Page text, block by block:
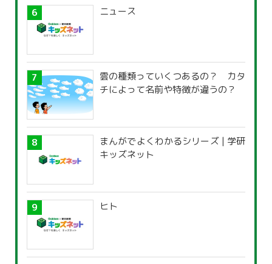
ニュース
雲の種類っていくつあるの？ カタ
チによって名前や特徴が違うの？
まんがでよくわかるシリーズ | 学研
キッズネット
ヒト